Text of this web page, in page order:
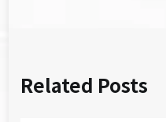
Related Posts